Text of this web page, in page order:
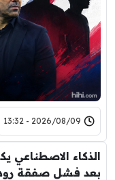
2026/08/09 - 13:32
الذكاء الاصطناعي
بعد فشل صفقة